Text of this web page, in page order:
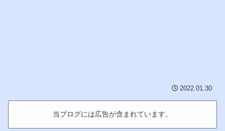
2022.01.30
当ブログには広告が含まれています。